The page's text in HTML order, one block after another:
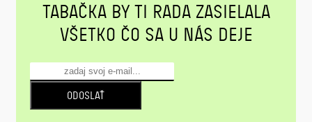
TABAČKA BY TI RADA ZASIELALA
VŠETKO ČO SA U NÁS DEJE
ODOSLAŤ